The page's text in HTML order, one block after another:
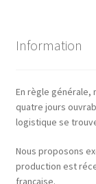
Information
En règle générale,
quatre jours
logistique se
Nous proposons
production est
française.